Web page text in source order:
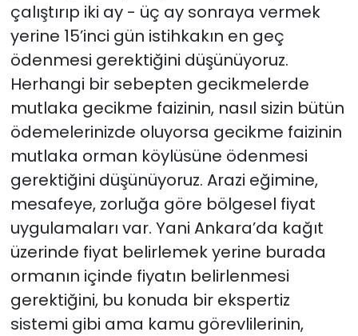
çalıştırıp iki ay - üç ay sonraya vermek
yerine 15’inci gün istihkakın en geç
ödenmesi gerektiğini düşünüyoruz.
Herhangi bir sebepten gecikmelerde
mutlaka gecikme faizinin, nasıl sizin bütün
ödemelerinizde oluyorsa gecikme faizinin
mutlaka orman köylüsüne ödenmesi
gerektiğini düşünüyoruz. Arazi eğimine,
mesafeye, zorluğa göre bölgesel fiyat
uygulamaları var. Yani Ankara’da kağıt
üzerinde fiyat belirlemek yerine burada
ormanın içinde fiyatın belirlenmesi
gerektiğini, bu konuda bir ekspertiz
sistemi gibi ama kamu görevlilerinin,